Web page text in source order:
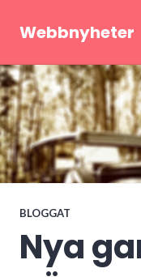
Webbnyheter
BLOGGAT
Nya